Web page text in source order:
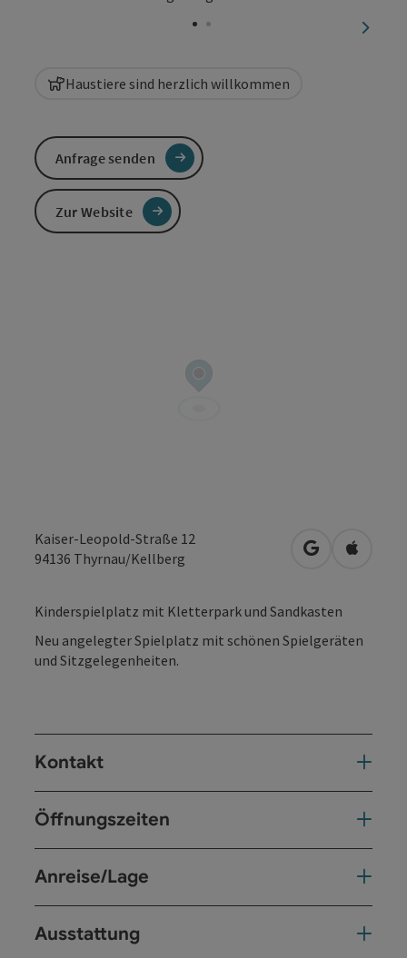
Haustiere sind herzlich willkommen
Kaiser-Leopold-Straße 12
94136 Thyrnau/Kellberg in Google
in
Kinderspielplatz mit Kletterpark und Sandkasten
Neu angelegter Spielplatz mit schönen Spielgeräten
und Sitzgelegenheiten.
Kontakt
Öffnungszeiten
Anreise/Lage
Ausstattung
Anfrage senden
Zur Website